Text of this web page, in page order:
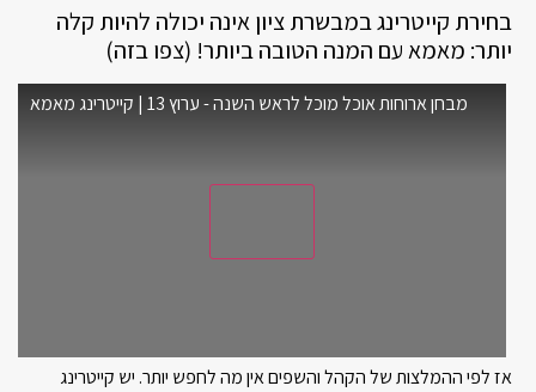
בחירת קייטרינג במבשרת ציון אינה יכולה להיות קלה
יותר: מאמא עם המנה הטובה ביותר! (צפו בזה)
מבחן ארוחות אוכל מוכל לראש השנה - ערוץ 13 | קייטרינג מאמא
אז לפי ההמלצות של הקהל והשפים אין מה לחפש יותר. יש קייטרינג